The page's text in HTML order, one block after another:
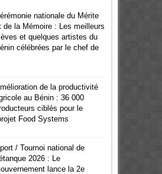
nationale du Mérite
de la Mémoire : Les meilleurs
et quelques artistes du
célébrées par le chef de
de la productivité
au Bénin : 36 000
ciblés pour le
Food Systems
/ Tournoi national de
2026 : Le
lance la 2e